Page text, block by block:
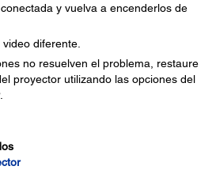
y vuelva a encenderlos de
diferente.
no resuelven el problema, restaure
proyector utilizando las opciones del
.